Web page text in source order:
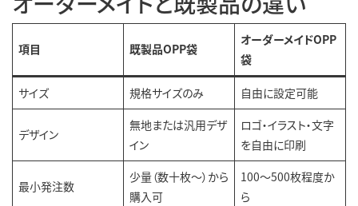
項目 既製品OPP袋
オーダーメイドOPP
袋
サイズ 規格サイズのみ 自由に設定可能
デザイン
無地または汎用デザ
イン
ロゴ・イラスト・文字
を自由に印刷
最小発注数
少量（数十枚〜）から
購入可
100〜500枚程度か
ら